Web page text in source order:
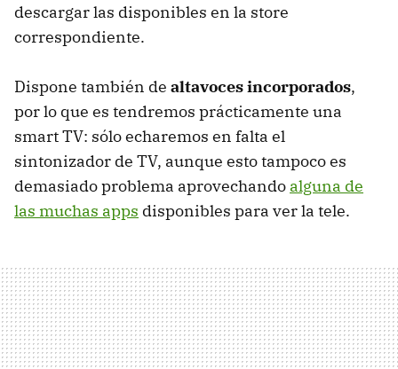
descargar las disponibles en la store
correspondiente.
Dispone también de altavoces incorporados,
por lo que es tendremos prácticamente una
smart TV: sólo echaremos en falta el
sintonizador de TV, aunque esto tampoco es
demasiado problema aprovechando alguna de
las muchas apps disponibles para ver la tele.